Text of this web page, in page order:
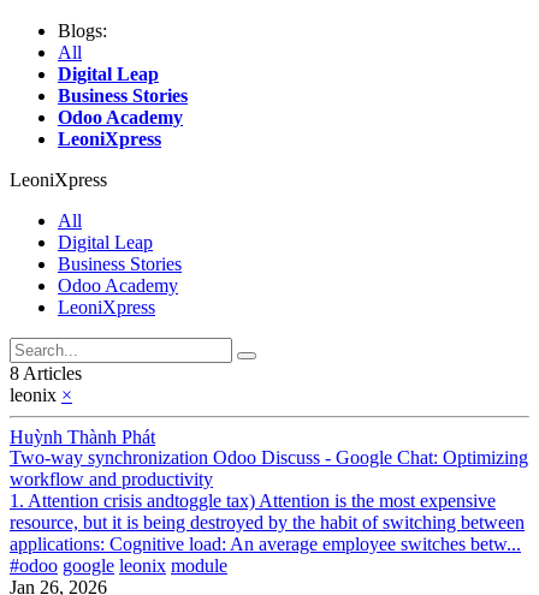
Blogs:
All
Digital Leap
Business Stories
Odoo Academy
LeoniXpress
LeoniXpress
All
Digital Leap
Business Stories
Odoo Academy
LeoniXpress
8 Articles
leonix ×
Huỳnh Thành Phát
Two-way synchronization Odoo Discuss - Google Chat: Optimizing
workflow and productivity
1. Attention crisis andtoggle tax) Attention is the most expensive
resource, but it is being destroyed by the habit of switching between
applications: Cognitive load: An average employee switches betw...
#odoo google leonix module
Jan 26, 2026